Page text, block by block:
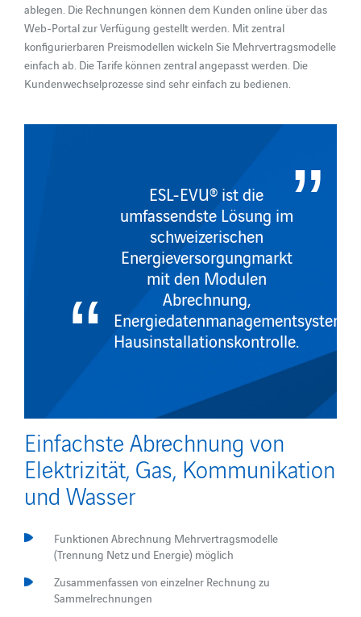
ablegen. Die Rechnungen können dem Kunden online über das
Web-Portal zur Verfügung gestellt werden. Mit zentral
konfigurierbaren Preismodellen wickeln Sie Mehrvertragsmodelle
einfach ab. Die Tarife können zentral angepasst werden. Die
Kundenwechselprozesse sind sehr einfach zu bedienen.
ESL-EVU® ist die
umfassendste Lösung im
schweizerischen
Energieversorgungmarkt
mit den Modulen
Abrechnung,
Energiedatenmanagementsystem,
Hausinstallationskontrolle.
Einfachste Abrechnung von
Elektrizität, Gas, Kommunikation
und Wasser
Funktionen Abrechnung Mehrvertragsmodelle
(Trennung Netz und Energie) möglich
Zusammenfassen von einzelner Rechnung zu
Sammelrechnungen